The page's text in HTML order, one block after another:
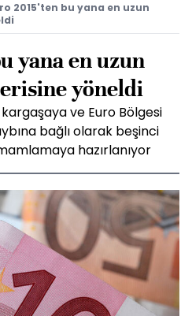
2015'ten bu yana en uzun
yana en uzun
yöneldi
ve Euro Bölgesi
bağlı olarak beşinci
hazırlanıyor